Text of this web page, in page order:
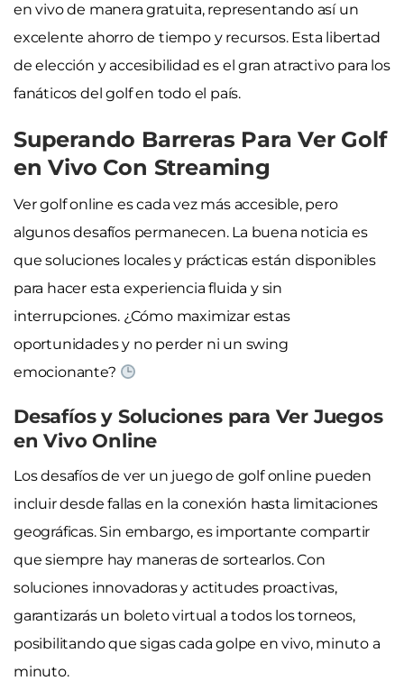
en vivo de manera gratuita, representando así un
excelente ahorro de tiempo y recursos. Esta libertad
de elección y accesibilidad es el gran atractivo para los
fanáticos del golf en todo el país.
Superando Barreras Para Ver Golf
en Vivo Con Streaming
Ver golf online es cada vez más accesible, pero
algunos desafíos permanecen. La buena noticia es
que soluciones locales y prácticas están disponibles
para hacer esta experiencia fluida y sin
interrupciones. ¿Cómo maximizar estas
oportunidades y no perder ni un swing
emocionante?
Desafíos y Soluciones para Ver Juegos
en Vivo Online
Los desafíos de ver un juego de golf online pueden
incluir desde fallas en la conexión hasta limitaciones
geográficas. Sin embargo, es importante compartir
que siempre hay maneras de sortearlos. Con
soluciones innovadoras y actitudes proactivas,
garantizarás un boleto virtual a todos los torneos,
posibilitando que sigas cada golpe en vivo, minuto a
minuto.